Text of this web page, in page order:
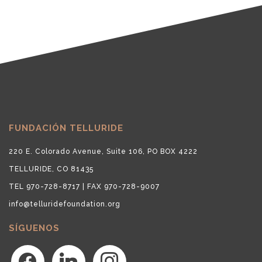
FUNDACIÓN TELLURIDE
220 E. Colorado Avenue, Suite 106, PO BOX 4222
TELLURIDE, CO 81435
TEL 970-728-8717 | FAX 970-728-9007
info@telluridefoundation.org
SÍGUENOS
facebook linkedin instagram